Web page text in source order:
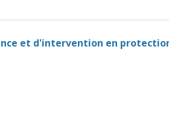
et d'intervention en